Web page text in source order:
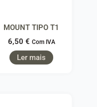
MOUNT TIPO T1
6,50 € Com IVA
Ler mais